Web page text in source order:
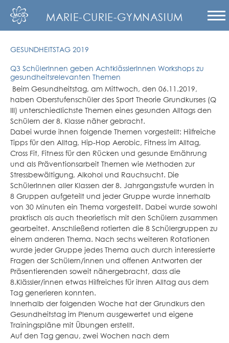
MARIE-CURIE-GYMNASIUM
GESUNDHEITSTAG 2019
Q3 SchülerInnen geben AchtklässlerInnen Workshops zu
gesundheitsrelevanten Themen
Beim Gesundheitstag, am Mittwoch, den 06.11.2019,
haben Oberstufenschüler des Sport Theorie Grundkurses (Q
III) unterschiedlichste Themen eines gesunden Alltags den
Schülern der 8. Klasse näher gebracht.
Dabei wurde ihnen folgende Themen vorgestellt: Hilfreiche
Tipps für den Alltag, Hip-Hop Aerobic, Fitness im Alltag,
Cross Fit, Fitness für den Rücken und gesunde Ernährung
und als Präventionsarbeit Themen wie Methoden zur
Stressbewältigung, Alkohol und Rauchsucht. Die
SchülerInnen aller Klassen der 8. Jahrgangsstufe wurden in
8 Gruppen aufgeteilt und jeder Gruppe wurde innerhalb
von 30 Minuten ein Thema vorgestellt. Dabei wurde sowohl
praktisch als auch theorietisch mit den Schülern zusammen
gearbeitet. Anschließend rotierten die 8 Schülergruppen zu
einem anderen Thema. Nach sechs weiteren Rotationen
wurde jeder Gruppe jedes Thema auch durch interessierte
Fragen der Schülern/innen und offenen Antworten der
Präsentierenden soweit nähergebracht, dass die
8.Klässler/innen etwas Hilfreiches für ihren Alltag aus dem
Tag generieren konnten.
Innerhalb der folgenden Woche hat der Grundkurs den
Gesundheitstag im Plenum ausgewertet und eigene
Trainingspläne mit Übungen erstellt.
Auf den Tag genau, zwei Wochen nach dem